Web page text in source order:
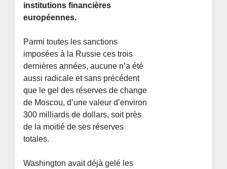
institutions financières
européennes.
Parmi toutes les sanctions
imposées à la Russie ces trois
dernières années, aucune n’a été
aussi radicale et sans précédent
que le gel des réserves de change
de Moscou, d’une valeur d’environ
300 milliards de dollars, soit près
de la moitié de ses réserves
totales.
Washington avait déjà gelé les